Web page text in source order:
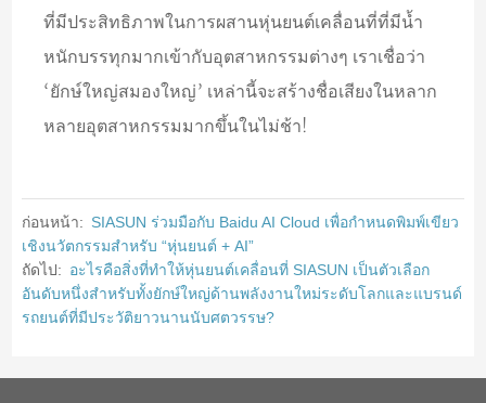
ที่มีประสิทธิภาพในการผสานหุ่นยนต์เคลื่อนที่ที่มีน้ำ
หนักบรรทุกมากเข้ากับอุตสาหกรรมต่างๆ เราเชื่อว่า
‘ยักษ์ใหญ่สมองใหญ่’ เหล่านี้จะสร้างชื่อเสียงในหลาก
หลายอุตสาหกรรมมากขึ้นในไม่ช้า!
ก่อนหน้า: SIASUN ร่วมมือกับ Baidu AI Cloud เพื่อกำหนดพิมพ์เขียว
เชิงนวัตกรรมสำหรับ “หุ่นยนต์ + AI”
ถัดไป: อะไรคือสิ่งที่ทำให้หุ่นยนต์เคลื่อนที่ SIASUN เป็นตัวเลือก
อันดับหนึ่งสำหรับทั้งยักษ์ใหญ่ด้านพลังงานใหม่ระดับโลกและแบรนด์
รถยนต์ที่มีประวัติยาวนานนับศตวรรษ?